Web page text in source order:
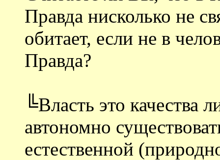
Правда нисколько не
обитает, если не в
Правда?
╚Власть это качества
автономно
естественной